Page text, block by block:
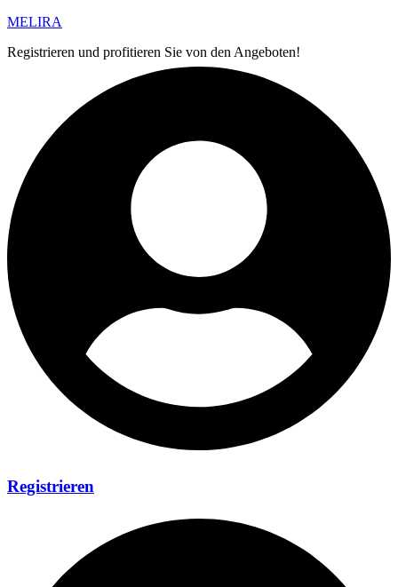
MELIRA
Registrieren und profitieren Sie von den Angeboten!
Registrieren